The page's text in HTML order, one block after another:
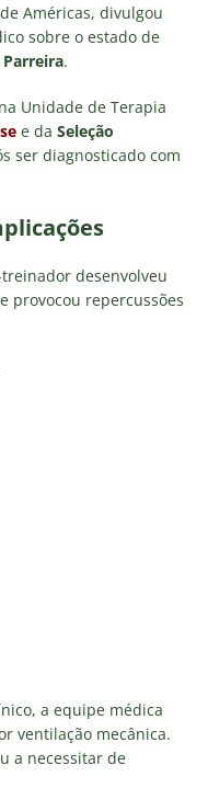
Américas, divulgou
sobre o estado de
.
Unidade de Terapia
e da Seleção
ser diagnosticado com
desenvolveu
provocou repercussões
a equipe médica
ventilação mecânica.
a necessitar de